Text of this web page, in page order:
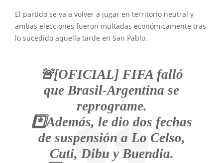
El partido se va a volver a jugar en territorio neutral y
ambas elecciones fueron multadas económicamente tras
lo sucedido aquella tarde en San Pablo.
🚨[OFICIAL] FIFA falló
que Brasil-Argentina se
reprograme.
*️⃣Además, le dio dos fechas
de suspensión a Lo Celso,
Cuti, Dibu y Buendia.